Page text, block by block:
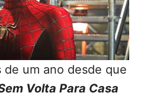
de um ano desde que
Volta Para Casa